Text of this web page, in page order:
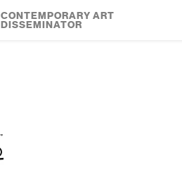
CONTEMPORARY ART
DISSEMINATOR